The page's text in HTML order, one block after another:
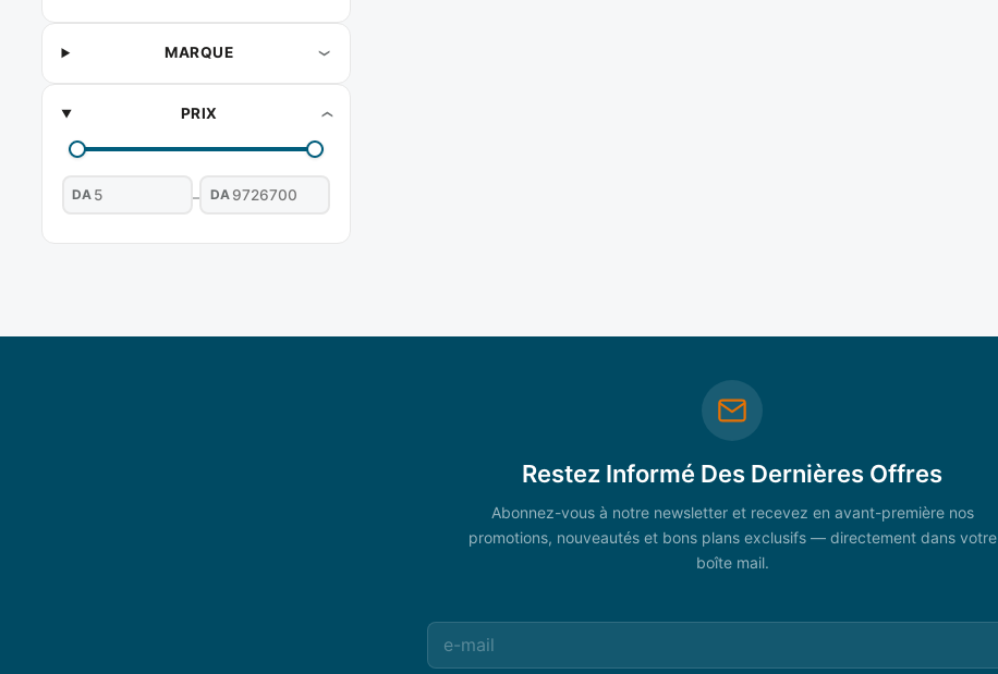
MARQUE
PRIX
DA – DA
Restez Informé Des Dernières Offres
Abonnez-vous à notre newsletter et recevez en avant-première nos
promotions, nouveautés et bons plans exclusifs — directement dans votre
boîte mail.